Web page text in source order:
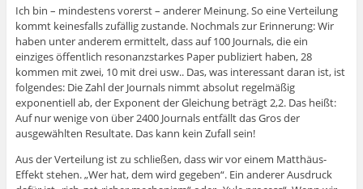
Ich bin – mindestens vorerst – anderer Meinung. So eine Verteilung
kommt keinesfalls zufällig zustande. Nochmals zur Erinnerung: Wir
haben unter anderem ermittelt, dass auf 100 Journals, die ein
einziges öffentlich resonanzstarkes Paper publiziert haben, 28
kommen mit zwei, 10 mit drei usw.. Das, was interessant daran ist, ist
folgendes: Die Zahl der Journals nimmt absolut regelmäßig
exponentiell ab, der Exponent der Gleichung beträgt 2,2. Das heißt:
Auf nur wenige von über 2400 Journals entfällt das Gros der
ausgewählten Resultate. Das kann kein Zufall sein!
Aus der Verteilung ist zu schließen, dass wir vor einem Matthäus-
Effekt stehen. „Wer hat, dem wird gegeben“. Ein anderer Ausdruck